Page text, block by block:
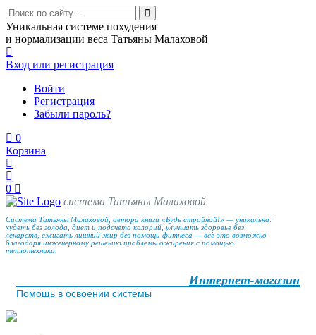
Уникальная системе похудения
и нормализации веса Татьяны Малаховой
Вход или регистрация
Войти
Регистрация
Забыли пароль?
0
Корзина
0
система Татьяны Малаховой
Система Татьяны Малаховой, автора книги «Будь стройной!» — уникальна:
худеть без голода, диет и подсчета калорий, улучшать здоровье без
лекарств, сжигать лишний жир без помощи фитнеса — всё это возможно
благодаря инженерному решению проблемы ожирения с помощью
теплотехники.
Интернет-магазин
Помощь в освоении системы